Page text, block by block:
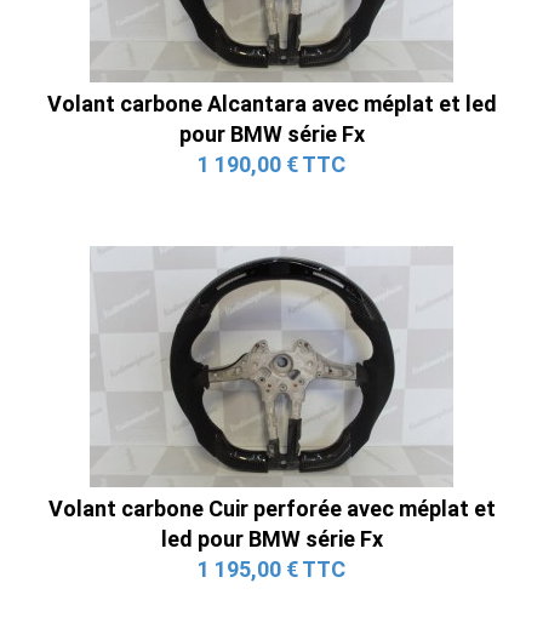
Volant carbone Alcantara avec méplat et led
pour BMW série Fx
1 190,00 € TTC
Volant carbone Cuir perforée avec méplat et
led pour BMW série Fx
1 195,00 € TTC